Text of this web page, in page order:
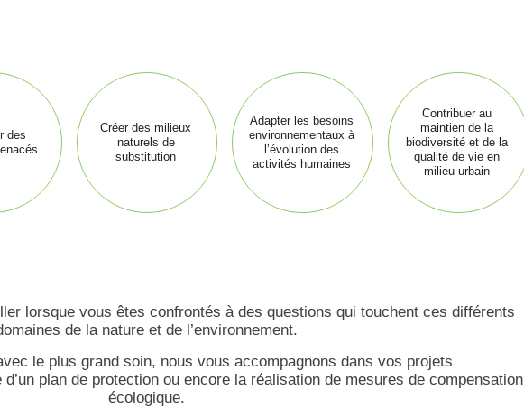
des
Créer des milieux
naturels de
substitution
Adapter les besoins
environnementaux à
l’évolution des
activités humaines
Contribuer au
maintien de la
biodiversité et de la
qualité de vie en
milieu urbain
lorsque vous êtes confrontés à des questions qui touchent ces différents
de la nature et de l’environnement.
le plus grand soin, nous vous accompagnons dans vos projets
plan de protection ou encore la réalisation de mesures de compensation
écologique.